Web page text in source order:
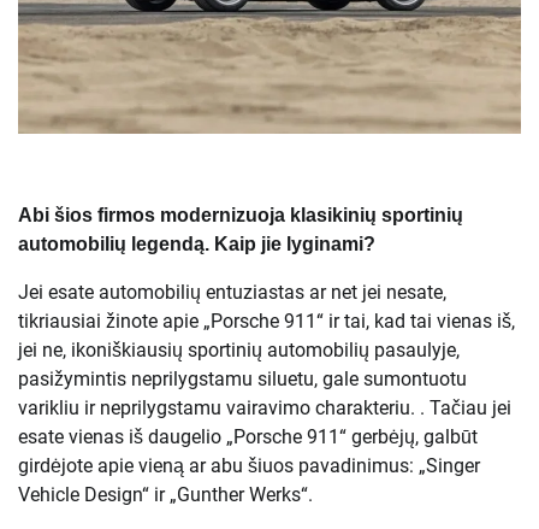
Abi šios firmos modernizuoja klasikinių sportinių
automobilių legendą. Kaip jie lyginami?
Jei esate automobilių entuziastas ar net jei nesate,
tikriausiai žinote apie „Porsche 911“ ir tai, kad tai vienas iš,
jei ne, ikoniškiausių sportinių automobilių pasaulyje,
pasižymintis neprilygstamu siluetu, gale sumontuotu
varikliu ir neprilygstamu vairavimo charakteriu. . Tačiau jei
esate vienas iš daugelio „Porsche 911“ gerbėjų, galbūt
girdėjote apie vieną ar abu šiuos pavadinimus: „Singer
Vehicle Design“ ir „Gunther Werks“.